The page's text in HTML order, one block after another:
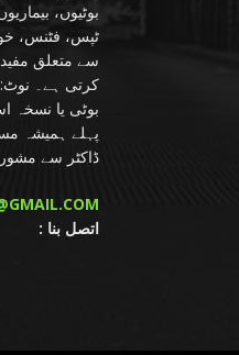
بوٹیوں،
ٹپس، فٹنس،
سے متعلق
کرتی ہے۔
بوٹی یا نسخہ
پہلے ہمیشہ
ڈاکٹر سے
: اتصل بنا